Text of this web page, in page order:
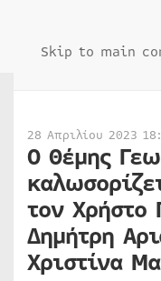
Skip to main
28 Απριλίου 2023
Ο Θέμης
τον Χρήστο
Δημήτρη
Χριστίνα